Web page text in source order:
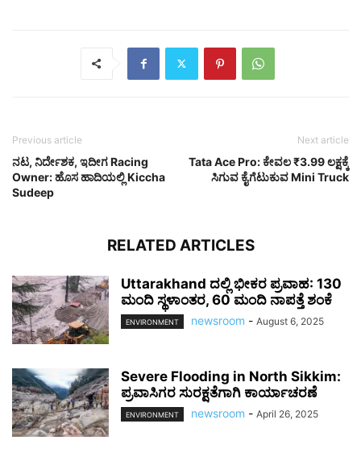
Previous article
ನಟ, ನಿರ್ದೇಶಕ, ಇದೀಗ Racing
Owner: ಹೊಸ ಹಾದಿಯಲ್ಲಿ Kiccha
Sudeep
Next article
Tata Ace Pro: ಕೇವಲ ₹3.99 ಲಕ್ಷಕ್ಕೆ
ಸಿಗುವ ಕೈಗೆಟುಕುವ Mini Truck
RELATED ARTICLES
Uttarakhand ದಲ್ಲಿ ಭೀಕರ ಪ್ರವಾಹ: 130
ಮಂದಿ ಸ್ಥಳಾಂತರ, 60 ಮಂದಿ ನಾಪತ್ತೆ ಶಂಕೆ
ENVIRONMENT newsroom - August 6, 2025
Severe Flooding in North Sikkim:
ಪ್ರವಾಸಿಗರ ಸುರಕ್ಷತೆಗಾಗಿ ಕಾರ್ಯಾಚರಣೆ
ENVIRONMENT newsroom - April 26, 2025